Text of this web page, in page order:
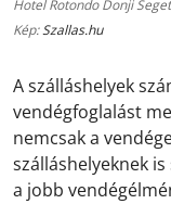
Hotel Rotondo Donji Seget
Kép:Szallas.hu
A szálláshelyek
vendégfoglalást
nemcsak a
szálláshelyeknek
a jobb